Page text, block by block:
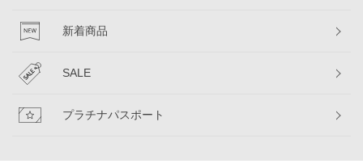
新着商品
SALE
プラチナパスポート